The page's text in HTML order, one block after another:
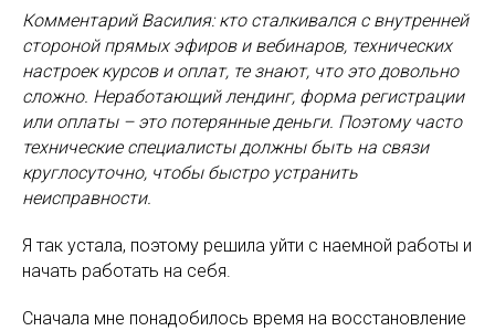
Комментарий Василия: кто сталкивался с внутренней
стороной прямых эфиров и вебинаров, технических
настроек курсов и оплат, те знают, что это довольно
сложно. Неработающий лендинг, форма регистрации
или оплаты – это потерянные деньги. Поэтому часто
технические специалисты должны быть на связи
круглосуточно, чтобы быстро устранить
неисправности.
Я так устала, поэтому решила уйти с наемной работы и
начать работать на себя.
Сначала мне понадобилось время на восстановление